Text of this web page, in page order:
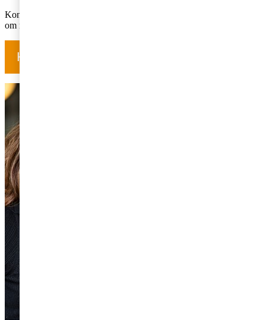
Kontakta oss gärna om ni har frågor om hur domen påverkar er eller
om ni vill diskutera hanteringen av räntereglerna i er verksamhet.
Har du frågor om skatt? Kontakta oss